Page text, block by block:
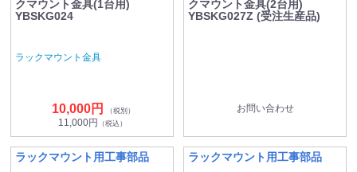
クマウント金具(1台用)
YBSKG024
ラックマウント金具
10,000円 （税別）
11,000円 （税込）
クマウント金具(2台用)
YBSKG027Z (受注生産品)
お問い合わせ
ラックマウント用工事部品 ラックマウント用工事部品